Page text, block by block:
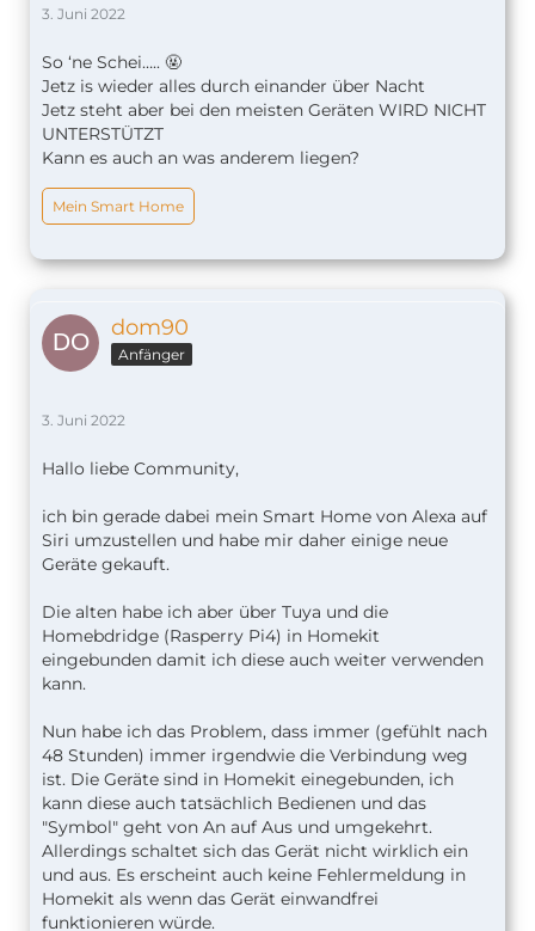
3. Juni 2022
So ‘ne Schei….. 🤬
Jetz is wieder alles durch einander über Nacht
Jetz steht aber bei den meisten Geräten WIRD NICHT
UNTERSTÜTZT
Kann es auch an was anderem liegen?
Mein Smart Home
dom90
Anfänger
3. Juni 2022
Hallo liebe Community,
ich bin gerade dabei mein Smart Home von Alexa auf
Siri umzustellen und habe mir daher einige neue
Geräte gekauft.
Die alten habe ich aber über Tuya und die
Homebdridge (Rasperry Pi4) in Homekit
eingebunden damit ich diese auch weiter verwenden
kann.
Nun habe ich das Problem, dass immer (gefühlt nach
48 Stunden) immer irgendwie die Verbindung weg
ist. Die Geräte sind in Homekit einegebunden, ich
kann diese auch tatsächlich Bedienen und das
"Symbol" geht von An auf Aus und umgekehrt.
Allerdings schaltet sich das Gerät nicht wirklich ein
und aus. Es erscheint auch keine Fehlermeldung in
Homekit als wenn das Gerät einwandfrei
funktionieren würde.